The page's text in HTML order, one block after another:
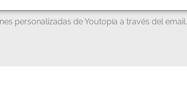
personalizadas de Youtopía a través del email.